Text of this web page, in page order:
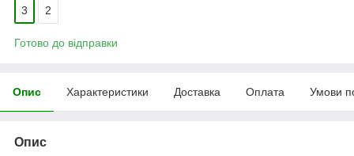
3 2
Готово до відправки
Опис Характеристики Доставка Оплата Умови
Опис